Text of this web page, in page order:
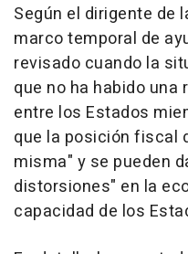
Según el dirigente de
marco temporal de
revisado cuando la
que no ha habido
entre los Estados
que la posición fiscal
misma" y se pueden
distorsiones" en la
capacidad de los